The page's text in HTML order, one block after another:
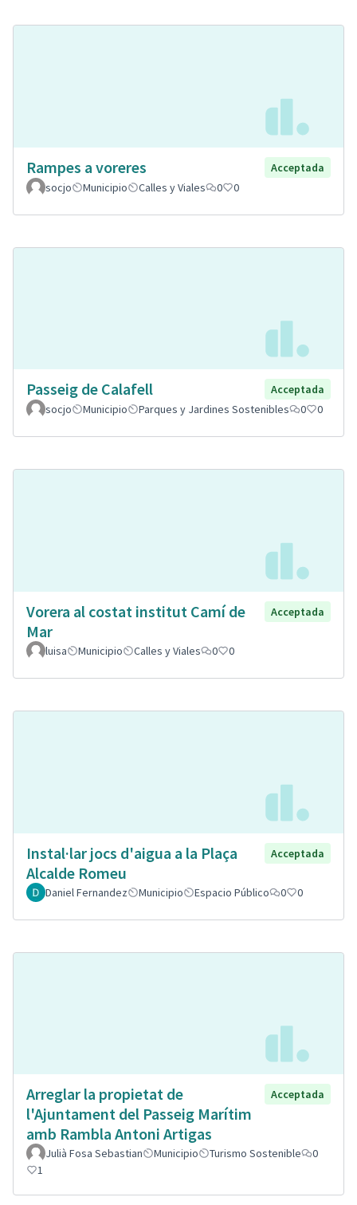
Rampes a voreres
Acceptada
socjo
Municipio Calles y Viales 0 0
Passeig de Calafell
Acceptada
socjo
Municipio Parques y Jardines Sostenibles 0 0
Vorera al costat institut Camí de
Mar
Acceptada
luisa Municipio Calles y Viales 0 0
Instal·lar jocs d'aigua a la Plaça
Alcalde Romeu
Acceptada
Daniel Fernandez Municipio Espacio Público 0 0
Arreglar la propietat de
l'Ajuntament del Passeig Marítim
amb Rambla Antoni Artigas
Acceptada
Julià Fosa Sebastian Municipio Turismo Sostenible
0
1